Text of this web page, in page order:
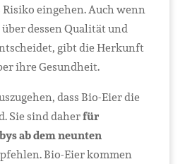
eingehen. Auch wenn
dessen Qualität und
gibt die Herkunft
ihre Gesundheit.
dass Bio-Eier die
Sie sind daherfür
ab dem neunten
Bio-Eier kommen